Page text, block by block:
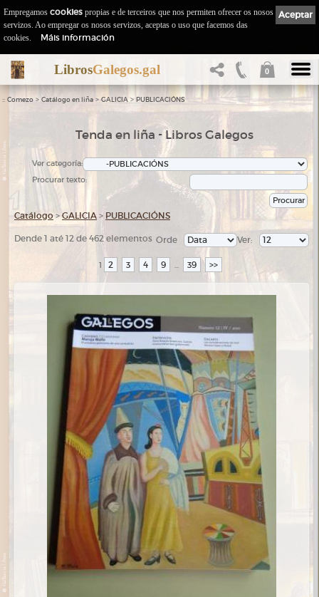
LibrosGalegos.gal 0
:: Comezo > Catálogo en liña > GALICIA> PUBLICACIÓNS
Tenda en liña - Libros Galegos
Ver categoría:
Procurar texto:
Catálogo >GALICIA > PUBLICACIÓNS
Dende 1 até 12 de 462 elementos Ver:
Orde
1 2 3 4 9 ... 39 >>
Aceptar
Empregamos cookies propias e de terceiros que nos permiten ofrecer os nosos
servizos. Ao empregar os nosos servizos, aceptas o uso que facemos das
cookies.
Máis información